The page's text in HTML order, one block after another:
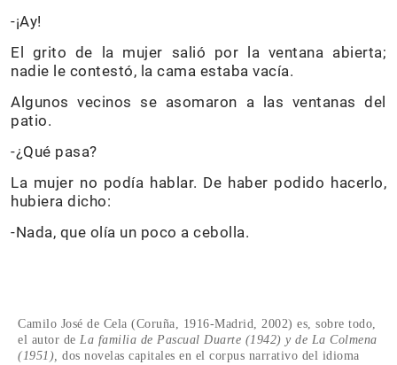
-¡Ay!
El grito de la mujer salió por la ventana abierta;
nadie le contestó, la cama estaba vacía.
Algunos vecinos se asomaron a las ventanas del
patio.
-¿Qué pasa?
La mujer no podía hablar. De haber podido hacerlo,
hubiera dicho:
-Nada, que olía un poco a cebolla.
Camilo José de Cela (Coruña, 1916-Madrid, 2002) es, sobre todo,
el autor de La familia de Pascual Duarte (1942) y de La Colmena
(1951), dos novelas capitales en el corpus narrativo del idioma